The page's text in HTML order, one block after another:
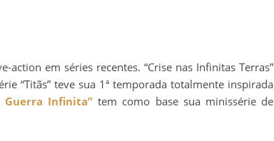
action em séries recentes. “Crise nas Infinitas Terras”
“Titãs” teve sua 1ª temporada totalmente inspirada
Guerra Infinita” tem como base sua minissérie de